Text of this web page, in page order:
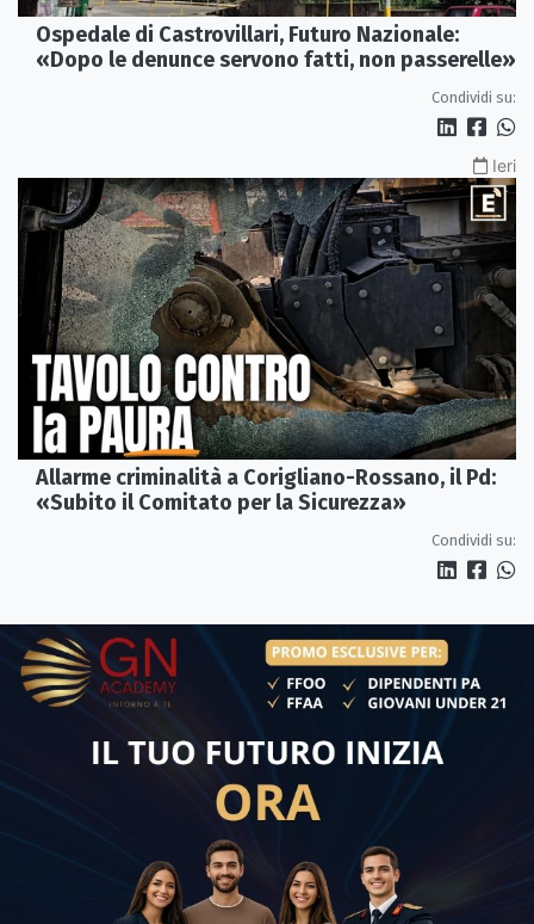
Ospedale di Castrovillari, Futuro Nazionale:
«Dopo le denunce servono fatti, non passerelle»
Condividi su:
Ieri
Allarme criminalità a Corigliano-Rossano, il Pd:
«Subito il Comitato per la Sicurezza»
Condividi su: